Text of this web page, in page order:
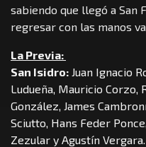
sabiendo que llegó a San
regresar con las manos
La Previa:
San Isidro: Juan Ignacio
Ludueña, Mauricio Corzo,
González, James
Sciutto, Hans Feder
Zezular y Agustín